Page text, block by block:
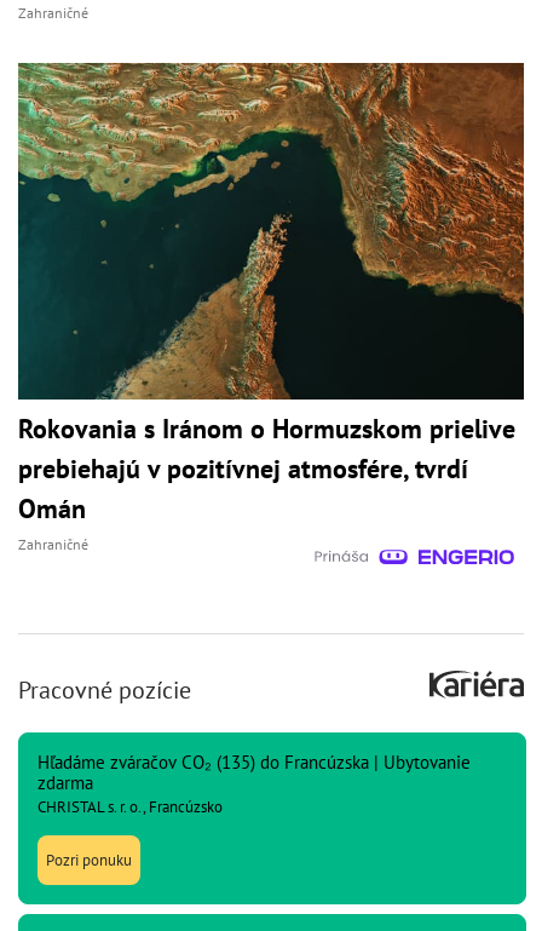
Zahraničné
Rokovania s Iránom o Hormuzskom prielive
prebiehajú v pozitívnej atmosfére, tvrdí
Omán
Zahraničné
Pracovné pozície
Hľadáme zváračov CO₂ (135) do Francúzska | Ubytovanie
zdarma
CHRISTAL s. r. o., Francúzsko
Pozri ponuku